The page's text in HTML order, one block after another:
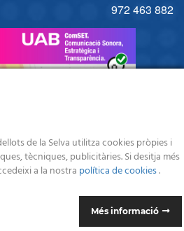
972 463 882
de la Selva utilitza cookies pròpies i
tècniques, publicitàries. Si desitja més
a la nostra política de cookies.
Més informació